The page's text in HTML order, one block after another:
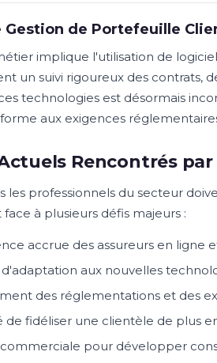
Gestion de Portefeuille
implique l'utilisation de
un suivi rigoureux des contrats,
technologies est désormais
aux exigences
Rencontrés
les professionnels du secteur
face à plusieurs défis majeurs :
accrue des assureurs en ligne
aux nouvelles
des réglementations et des
de fidéliser une clientèle de plus
commerciale pour développer